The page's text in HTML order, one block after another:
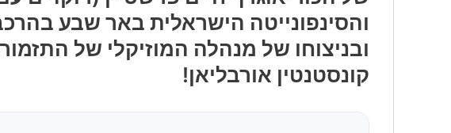
והסינפונייטה הישראלית באר שבע
ובניצוחו של מנהלה המוזיקלי של
קונסטנטין אורבליאן!